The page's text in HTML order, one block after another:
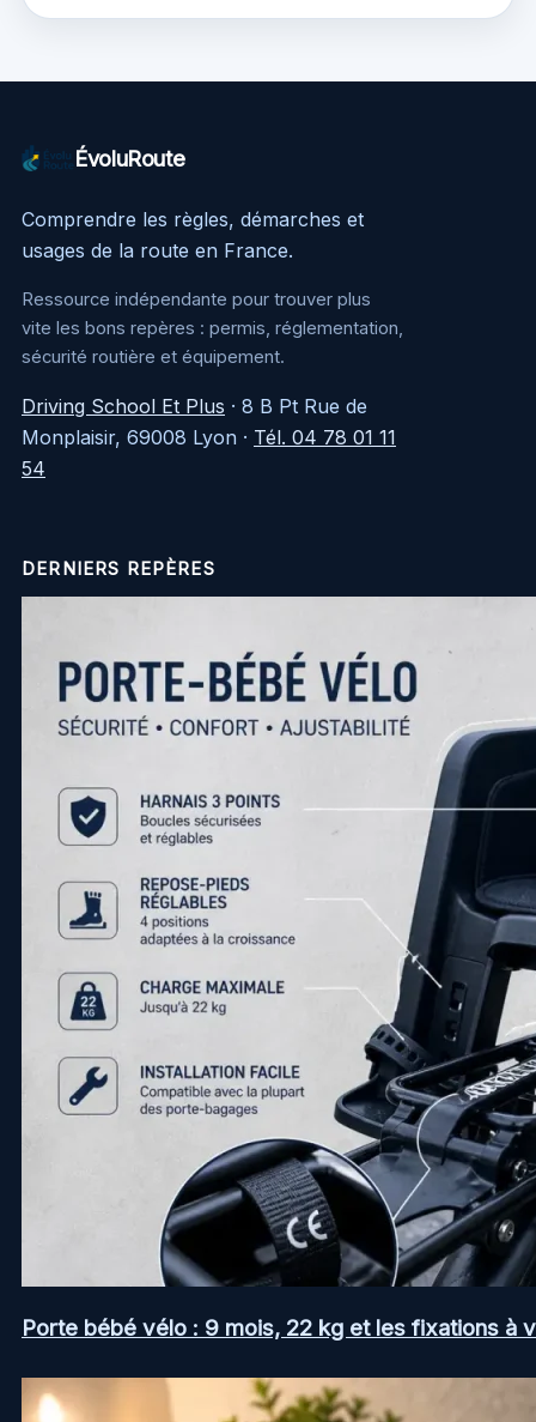
ÉvoluRoute
Comprendre les règles, démarches et
usages de la route en France.
Ressource indépendante pour trouver plus
vite les bons repères : permis, réglementation,
sécurité routière et équipement.
Driving School Et Plus · 8 B Pt Rue de
Monplaisir, 69008 Lyon · Tél. 04 78 01 11
54
DERNIERS REPÈRES
Porte bébé vélo : 9 mois, 22 kg et les fixations à